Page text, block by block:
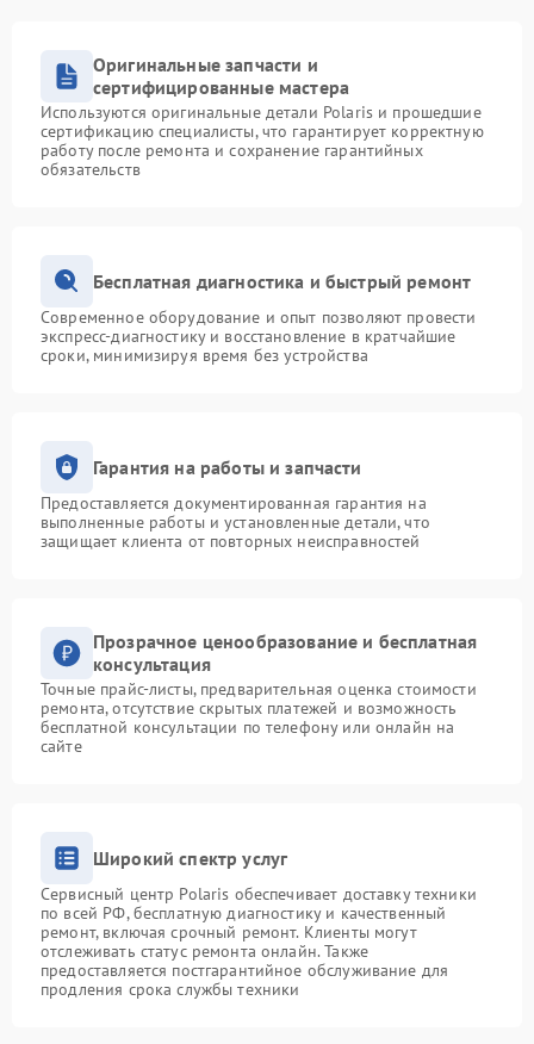
Оригинальные запчасти и
сертифицированные мастера
Используются оригинальные детали Polaris и прошедшие
сертификацию специалисты, что гарантирует корректную
работу после ремонта и сохранение гарантийных
обязательств
Бесплатная диагностика и быстрый ремонт
Современное оборудование и опыт позволяют провести
экспресс-диагностику и восстановление в кратчайшие
сроки, минимизируя время без устройства
Гарантия на работы и запчасти
Предоставляется документированная гарантия на
выполненные работы и установленные детали, что
защищает клиента от повторных неисправностей
Прозрачное ценообразование и бесплатная
консультация
Точные прайс-листы, предварительная оценка стоимости
ремонта, отсутствие скрытых платежей и возможность
бесплатной консультации по телефону или онлайн на
сайте
Широкий спектр услуг
Сервисный центр Polaris обеспечивает доставку техники
по всей РФ, бесплатную диагностику и качественный
ремонт, включая срочный ремонт. Клиенты могут
отслеживать статус ремонта онлайн. Также
предоставляется постгарантийное обслуживание для
продления срока службы техники